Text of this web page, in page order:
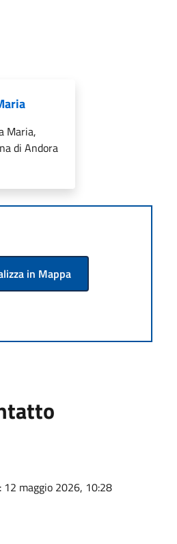
Maria,
di Andora
in Mappa
: 12 maggio 2026, 10:28